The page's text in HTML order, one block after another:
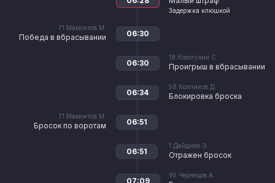
Задержка клюшкой
71 Мамонтов М.
Победа в вбрасывании 06:30
18 Колотухин С.
Проигрыш в вбрасывании
06:30
58 Колпиков Д.
Блокировка броска
06:34
71 Мамонтов М.
Бросок по воротам 06:51
1 Дайдиев Э.
Отражен бросок
06:51
95 Чернецов А.
07:09